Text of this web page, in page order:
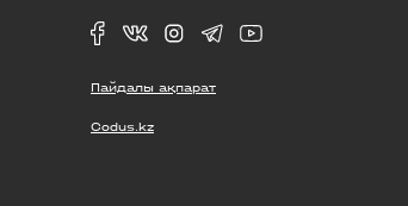
Пайдалы ақпарат
Codus.kz